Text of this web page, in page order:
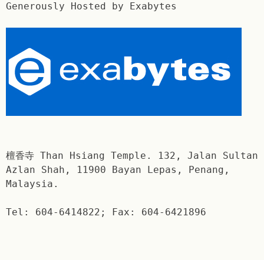
Generously Hosted by Exabytes
檀香寺 Than Hsiang Temple. 132, Jalan Sultan
Azlan Shah, 11900 Bayan Lepas, Penang,
Malaysia.
Tel: 604-6414822; Fax: 604-6421896